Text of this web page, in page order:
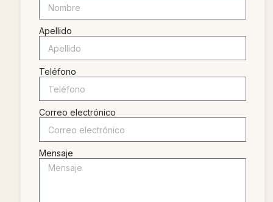
Apellido
Teléfono
Correo electrónico
Mensaje